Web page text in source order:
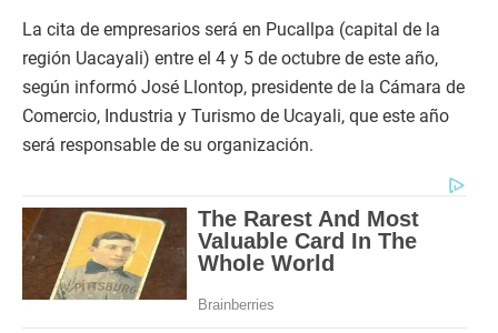
La cita de empresarios será en Pucallpa (capital de la
región Uacayali) entre el 4 y 5 de octubre de este año,
según informó José Llontop, presidente de la Cámara de
Comercio, Industria y Turismo de Ucayali, que este año
será responsable de su organización.